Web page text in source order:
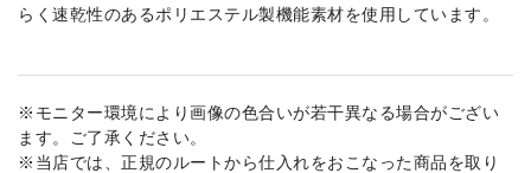
らく速乾性のあるポリエステル製機能素材を使用しています。
※モニター環境により画像の色合いが若干異なる場合がござい
ます。ご了承ください。
※当店では、正規のルートから仕入れをおこなった商品を取り